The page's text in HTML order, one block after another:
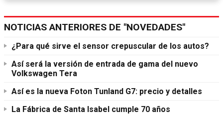
NOTICIAS ANTERIORES DE "NOVEDADES"
¿Para qué sirve el sensor crepuscular de los autos?
Así será la versión de entrada de gama del nuevo
Volkswagen Tera
Así es la nueva Foton Tunland G7: precio y detalles
La Fábrica de Santa Isabel cumple 70 años